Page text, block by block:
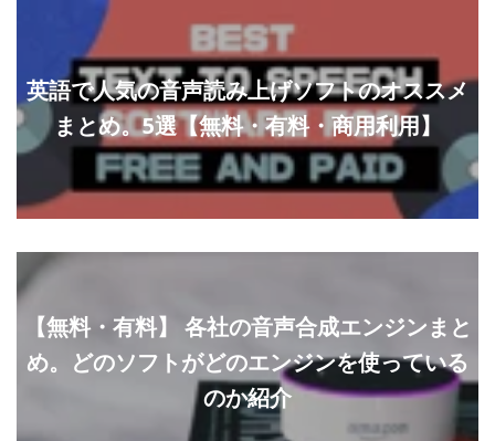
英語で人気の音声読み上げソフトのオススメ
まとめ。5選【無料・有料・商用利用】
【無料・有料】 各社の音声合成エンジンまと
め。どのソフトがどのエンジンを使っている
のか紹介